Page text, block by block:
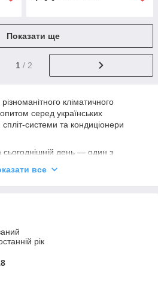
Показати ще
1 / 2
кліматичного
серед українських
системи та кондиціонери
день — один з
типу в усьому світі. Завдяки
всіх виробничих процесів,
— побутові, промислові та
кондиціонерів Midea, а також
Придбати їх за максимально
в нашому каталозі.
все
рік